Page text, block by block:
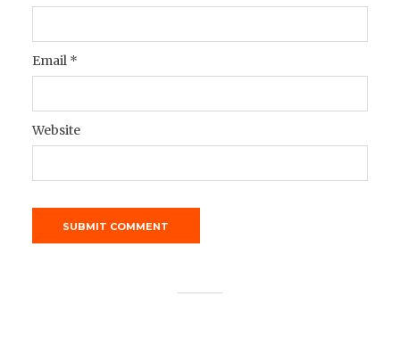
Email *
Website